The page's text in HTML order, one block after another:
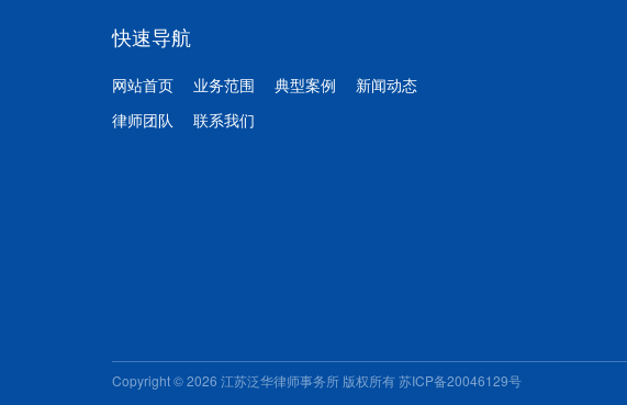
快速导航
网站首页 业务范围 典型案例
新闻动态
律师团队
联系我们
Copyright © 2026 江苏泛华律师事务所 版权所有苏ICP备20046129号